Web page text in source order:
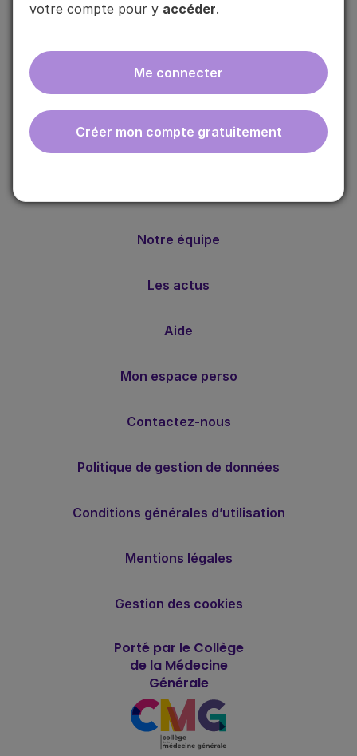
votre compte pour y accéder.
Me connecter
Créer mon compte gratuitement
ebmfrance est une base de connaissances médicales
gratuite adaptée à la pratique de la médecine générale.
Notre équipe
Les actus
Aide
Mon espace perso
Contactez-nous
Politique de gestion de données
Conditions générales d’utilisation
Mentions légales
Gestion des cookies
Porté par le Collège
de la Médecine
Générale